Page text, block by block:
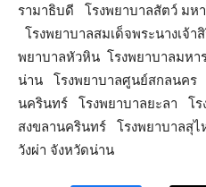
รามาธิบดี โรงพยาบาลสัตว์ มห
โรงพยาบาลสมเด็จพระนางเจ้
พยาบาลหัวหิน โรงพยาบาลมหา
น่าน โรงพยาบาลศูนย์สกลนคร
นครินทร์ โรงพยาบาลยะลา โ
สงขลานครินทร์ โรงพยาบาลสุ
วังผ่า จังหวัดน่าน